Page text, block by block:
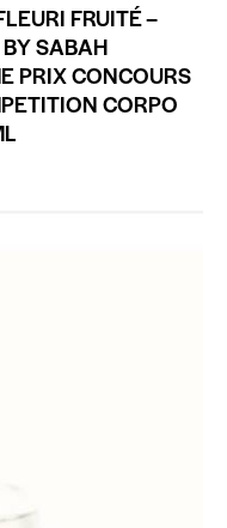
FRUITÉ –
SABAH
PRIX CONCOURS
CORPO